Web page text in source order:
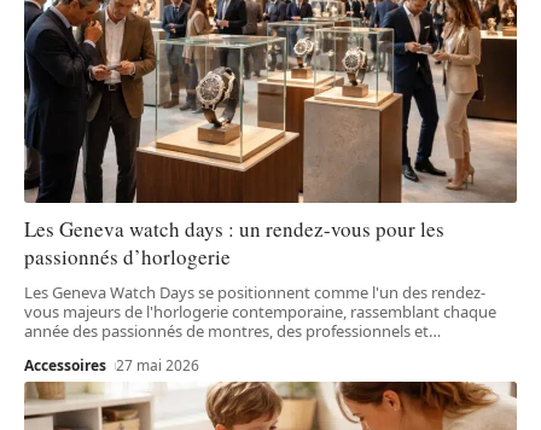
Les Geneva watch days : un rendez-vous pour les
passionnés d’horlogerie
Les Geneva Watch Days se positionnent comme l'un des rendez-
vous majeurs de l'horlogerie contemporaine, rassemblant chaque
année des passionnés de montres, des professionnels et…
Accessoires 27 mai 2026